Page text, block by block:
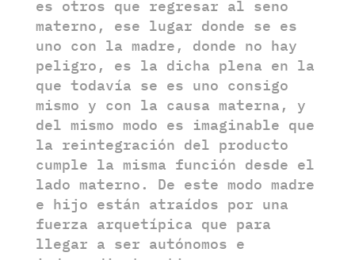
es otros que regresar al seno
materno, ese lugar donde se es
uno con la madre, donde no hay
peligro, es la dicha plena en la
que todavía se es uno consigo
mismo y con la causa materna, y
del mismo modo es imaginable que
la reintegración del producto
cumple la misma función desde el
lado materno. De este modo madre
e hijo están atraídos por una
fuerza arquetípica que para
llegar a ser autónomos e